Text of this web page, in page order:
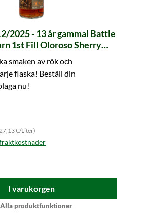
2025 - 13 år gammal Battle
1st Fill Oloroso Sherry
smaken av rök och
flaska! Beställ din
nu!
€/Liter)
I varukorgen
Alla produktfunktioner